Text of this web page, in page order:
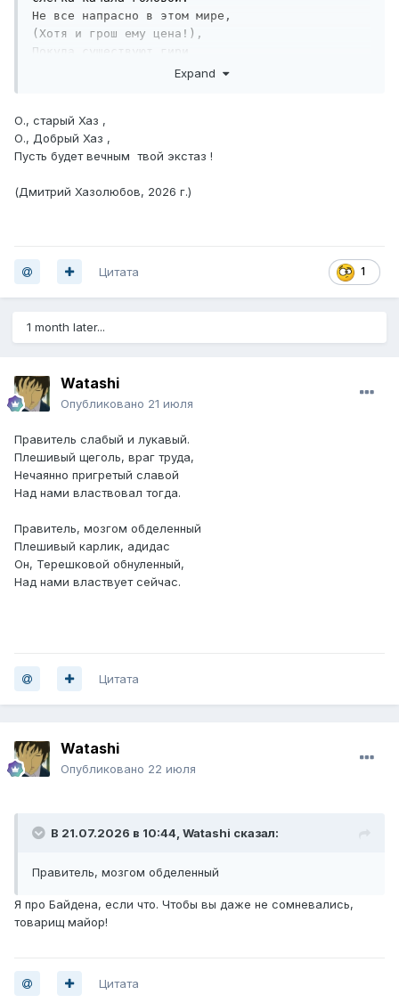
Не все напрасно в этом мире,
(Хотя и грош ему цена!),
Покуда существуют гири
И виден уровень говна!Expand
О., старый Хаз ,
О., Добрый Хаз ,
Пусть будет вечным твой экстаз !
(Дмитрий Хазолюбов, 2026 г.)
1
Цитата
1 month later...
Watashi
Опубликовано 21 июля
Правитель слабый и лукавый.
Плешивый щеголь, враг труда,
Нечаянно пригретый славой
Над нами властвовал тогда.
Правитель, мозгом обделенный
Плешивый карлик, адидас
Он, Терешковой обнуленный,
Над нами властвует сейчас.
Цитата
Watashi
Опубликовано 22 июля
В 21.07.2026 в 10:44, Watashi сказал:
Правитель, мозгом обделенный
Я про Байдена, если что. Чтобы вы даже не сомневались,
товарищ майор!
Цитата